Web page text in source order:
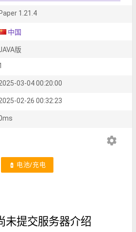
Paper 1.21.4
中国
版
03-04 00:20:00
02-26 00:32:23
settings
battery_charging_full 电池/充电
未提交服务器介绍